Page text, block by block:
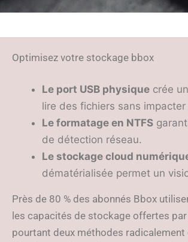
Optimisez votre stockage bbox
Le port USB physique crée
lire des fichiers sans impacter
Le formatage en NTFS
de détection réseau.
Le stockage cloud
dématérialisée permet un
Près de 80 % des abonnés Bbox
les capacités de stockage offertes
pourtant deux méthodes